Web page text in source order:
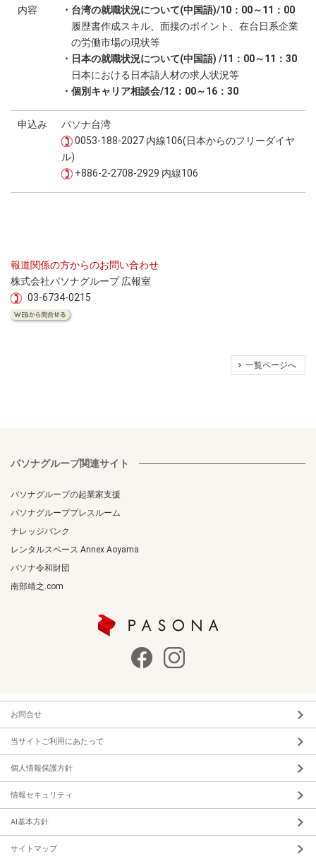
内容
・台湾の就職状況について(中国語)/10：00～11：00
履歴書作成スキル、面接のポイント、在台日系企業
の労働市場の現状等
・日本の就職状況について(中国語) /11：00～11：30
日本における日本語人材の求人状況等
・個別キャリア相談会/12：00～16：30
申込み
パソナ台湾
0053-188-2027 内線106(日本からのフリーダイヤ
ル)
+886-2-2708-2929 内線106
報道関係の方からのお問い合わせ
株式会社パソナグループ 広報室
03-6734-0215
一覧ページへ
パソナグループ関連サイト
パソナグループの起業家支援
パソナグループプレスルーム
ナレッジバンク
レンタルスペース Annex Aoyama
パソナ令和財団
南部靖之.com
お問合せ
当サイトご利用にあたって
個人情報保護方針
情報セキュリティ
AI基本方針
サイトマップ